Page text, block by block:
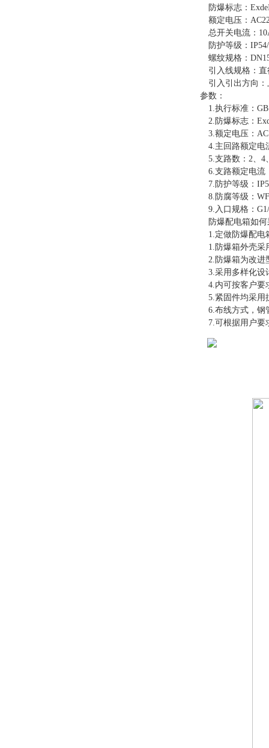
防爆标志：
额定电压：
总开关电流：
防护等级：IP54/
螺纹规格：
引入线规格：直径
引入引出方向
参数：
1.执行标准：GB
2.防爆标志：
3.额定电压：AC
4.主回路额定电
5.支路数：2、4
6.支路额定电流：
7.防护等级：IP54
8.防腐等级：
9.入口规格：
防爆配电箱如何
1.定做防爆配电箱
1.防爆箱外壳采用
2.防爆箱为改进型
3.采用多样化设计
4.内可按客户要求
5.紧固件均采用
6.布线方式，钢
7.可根据用户要